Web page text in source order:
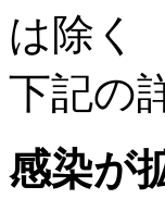
は除く
下記の
感染が